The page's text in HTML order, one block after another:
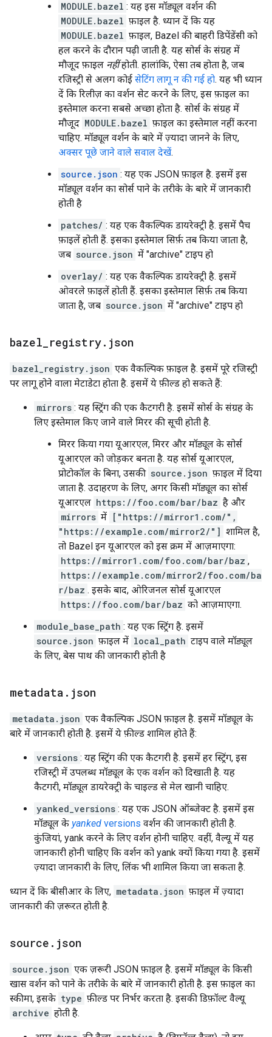
MODULE.bazel : यह इस मॉड्यूल वर्शन की
MODULE.bazel फ़ाइल है. ध्यान दें कि यह
MODULE.bazel फ़ाइल, Bazel की बाहरी डिपेंडेंसी को
हल करने के दौरान पढ़ी जाती है. यह सोर्स के संग्रह में
मौजूद फ़ाइल नहींहोती. हालांकि, ऐसा तब होता है, जब
रजिस्ट्री से अलग कोई सेटिंग लागू न की गई हो. यह भी ध्यान
दें कि रिलीज़ का वर्शन सेट करने के लिए, इस फ़ाइल का
इस्तेमाल करना सबसे अच्छा होता है. सोर्स के संग्रह में
मौजूद MODULE.bazel फ़ाइल का इस्तेमाल नहीं करना
चाहिए. मॉड्यूल वर्शन के बारे में ज़्यादा जानने के लिए,
अक्सर पूछे जाने वाले सवाल देखें.
source.json : यह एक JSON फ़ाइल है. इसमें इस
मॉड्यूल वर्शन का सोर्स पाने के तरीके के बारे में जानकारी
होती है
patches/ : यह एक वैकल्पिक डायरेक्ट्री है. इसमें पैच
फ़ाइलें होती हैं. इसका इस्तेमाल सिर्फ़ तब किया जाता है,
जब source.json में "archive" टाइप हो
overlay/ : यह एक वैकल्पिक डायरेक्ट्री है. इसमें
ओवरले फ़ाइलें होती हैं. इसका इस्तेमाल सिर्फ़ तब किया
जाता है, जब source.json में "archive" टाइप हो
bazel registry. json
bazel_registry.json एक वैकल्पिक फ़ाइल है. इसमें पूरे रजिस्ट्री
पर लागू होने वाला मेटाडेटा होता है. इसमें ये फ़ील्ड हो सकते हैं:
mirrors : यह स्ट्रिंग की एक कैटगरी है. इसमें सोर्स के संग्रह के
लिए इस्तेमाल किए जाने वाले मिरर की सूची होती है.
मिरर किया गया यूआरएल, मिरर और मॉड्यूल के सोर्स
यूआरएल को जोड़कर बनता है. यह सोर्स यूआरएल,
प्रोटोकॉल के बिना, उसकी source.json फ़ाइल में दिया
जाता है. उदाहरण के लिए, अगर किसी मॉड्यूल का सोर्स
यूआरएल https://foo.com/bar/baz है और
mirrors में ["https://mirror1.com/",
"https://example.com/mirror2/"] शामिल है,
तो Bazel इन यूआरएल को इस क्रम में आज़माएगा:
https://mirror1.com/foo.com/bar/baz ,
https://example.com/mirror2/foo.com/ba
r/baz . इसके बाद, ओरिजनल सोर्स यूआरएल
https://foo.com/bar/baz को आज़माएगा.
module_base_path : यह एक स्ट्रिंग है. इसमें
source.json फ़ाइल में local_path टाइप वाले मॉड्यूल
के लिए, बेस पाथ की जानकारी होती है
metadata . json
metadata.json एक वैकल्पिक JSON फ़ाइल है. इसमें मॉड्यूल के
बारे में जानकारी होती है. इसमें ये फ़ील्ड शामिल होते हैं:
versions : यह स्ट्रिंग की एक कैटगरी है. इसमें हर स्ट्रिंग, इस
रजिस्ट्री में उपलब्ध मॉड्यूल के एक वर्शन को दिखाती है. यह
कैटगरी, मॉड्यूल डायरेक्ट्री के चाइल्ड से मेल खानी चाहिए.
yanked_versions : यह एक JSON ऑब्जेक्ट है. इसमें इस
मॉड्यूल के yanked versions वर्शन की जानकारी होती है.
कुंजियां, yank करने के लिए वर्शन होनी चाहिए. वहीं, वैल्यू में यह
जानकारी होनी चाहिए कि वर्शन को yank क्यों किया गया है. इसमें
ज़्यादा जानकारी के लिए, लिंक भी शामिल किया जा सकता है.
ध्यान दें कि बीसीआर के लिए, metadata.json फ़ाइल में ज़्यादा
जानकारी की ज़रूरत होती है.
source . json
source.json एक ज़रूरी JSON फ़ाइल है. इसमें मॉड्यूल के किसी
खास वर्शन को पाने के तरीके के बारे में जानकारी होती है. इस फ़ाइल का
स्कीमा, इसके type फ़ील्ड पर निर्भर करता है. इसकी डिफ़ॉल्ट वैल्यू
archive होती है.